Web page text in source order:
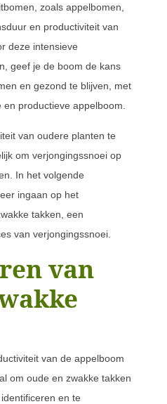
zoals appelbomen,
en productiviteit van
deze intensieve
geef je de boom de kans
en gezond te blijven, met
productieve appelboom.
van oudere planten te
om verjongingssnoei op
In het volgende
ingaan op het
takken, een
van verjongingssnoei.
van
van de appelboom
om oude en zwakke takken
en te